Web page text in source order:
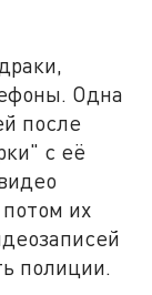
Одна
после
с её
их
полиции.